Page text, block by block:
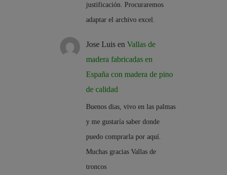
justificación. Procuraremos
adaptar el archivo excel.
Jose Luisen Vallas de
madera fabricadas en
España con madera de pino
de calidad
Buenos dias, vivo en las palmas
y me gustaría saber donde
puedo comprarla por aquí.
Muchas gracias Vallas de
troncos